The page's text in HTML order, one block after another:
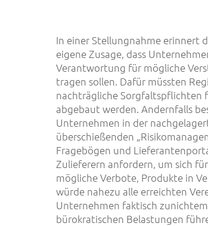
In einer Stellungnahme erinnert
eigene Zusage, dass
Verantwortung für mögliche
tragen sollen. Dafür müssten
nachträgliche Sorgfaltspflichten
abgebaut werden. Andernfalls
Unternehmen in der
überschießenden
Fragebögen und
Zulieferern anfordern, um sich
mögliche Verbote, Produkte in
würde nahezu alle erreichten
Unternehmen faktisch
bürokratischen Belastungen